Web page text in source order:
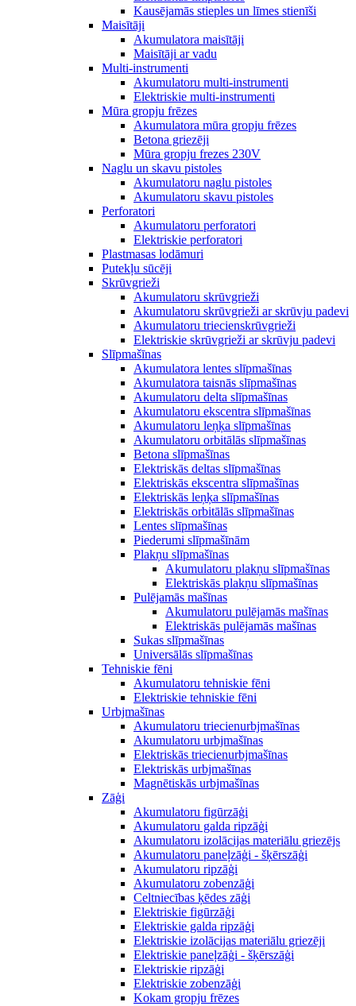
Kausējamās stieples un līmes stienīši
Maisītāji
Akumulatora maisītāji
Maisītāji ar vadu
Multi-instrumenti
Akumulatoru multi-instrumenti
Elektriskie multi-instrumenti
Mūra gropju frēzes
Akumulatora mūra gropju frēzes
Betona griezēji
Mūra gropju frezes 230V
Naglu un skavu pistoles
Akumulatoru naglu pistoles
Akumulatoru skavu pistoles
Perforatori
Akumulatoru perforatori
Elektriskie perforatori
Plastmasas lodāmuri
Putekļu sūcēji
Skrūvgrieži
Akumulatoru skrūvgrieži
Akumulatoru skrūvgrieži ar skrūvju padevi
Akumulatoru triecienskrūvgrieži
Elektriskie skrūvgrieži ar skrūvju padevi
Slīpmašīnas
Akumulatora lentes slīpmašīnas
Akumulatora taisnās slīpmašīnas
Akumulatoru delta slīpmašīnas
Akumulatoru ekscentra slīpmašīnas
Akumulatoru leņķa slīpmašīnas
Akumulatoru orbitālās slīpmašīnas
Betona slīpmašīnas
Elektriskās deltas slīpmašīnas
Elektriskās ekscentra slīpmašīnas
Elektriskās leņķa slīpmašīnas
Elektriskās orbitālās slīpmašīnas
Lentes slīpmašīnas
Piederumi slīpmašīnām
Plakņu slīpmašīnas
Akumulatoru plakņu slīpmašīnas
Elektriskās plakņu slīpmašīnas
Pulējamās mašīnas
Akumulatoru pulējamās mašīnas
Elektriskās pulējamās mašīnas
Sukas slīpmašīnas
Universālās slīpmašīnas
Tehniskie fēni
Akumulatoru tehniskie fēni
Elektriskie tehniskie fēni
Urbjmašīnas
Akumulatoru triecienurbjmašīnas
Akumulatoru urbjmašīnas
Elektriskās triecienurbjmašīnas
Elektriskās urbjmašīnas
Magnētiskās urbjmašīnas
Zāģi
Akumulatoru figūrzāģi
Akumulatoru galda ripzāģi
Akumulatoru izolācijas materiālu griezējs
Akumulatoru paneļzāģi - šķērszāģi
Akumulatoru ripzāģi
Akumulatoru zobenzāģi
Celtniecības ķēdes zāģi
Elektriskie figūrzāģi
Elektriskie galda ripzāģi
Elektriskie izolācijas materiālu griezēji
Elektriskie paneļzāģi - šķērszāģi
Elektriskie ripzāģi
Elektriskie zobenzāģi
Kokam gropju frēzes